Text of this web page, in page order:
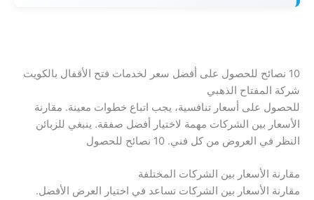
10 نصائح للحصول على أفضل سعر لخدمات فتح الأقفال بالكويت
شركة المفتاح الذهبي
للحصول على أسعار تنافسية، يجب اتباع خطوات معينة. مقارنة
الأسعار بين الشركات مهمة لاختيار أفضل صفقة. ينبغي للزبائن
النظر في العروض من كل فني. 10 نصائح للحصول
مقارنة الأسعار بين الشركات المختلفة
مقارنة الأسعار بين الشركات تساعد في اختيار العرض الأفضل.